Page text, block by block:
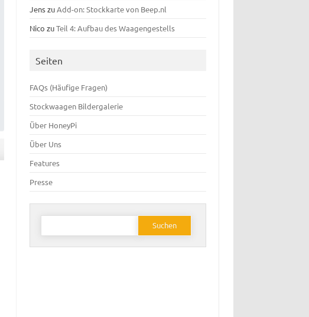
JenszuAdd-on: Stockkarte von Beep.nl
Nico zuTeil 4: Aufbau des Waagengestells
Seiten
FAQs (Häufige Fragen)
Stockwaagen Bildergalerie
Über HoneyPi
Über Uns
Features
Presse
Suchen